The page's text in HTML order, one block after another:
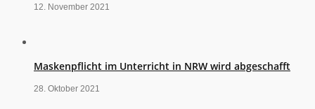
12. November 2021
Maskenpflicht im Unterricht in NRW wird abgeschafft
28. Oktober 2021